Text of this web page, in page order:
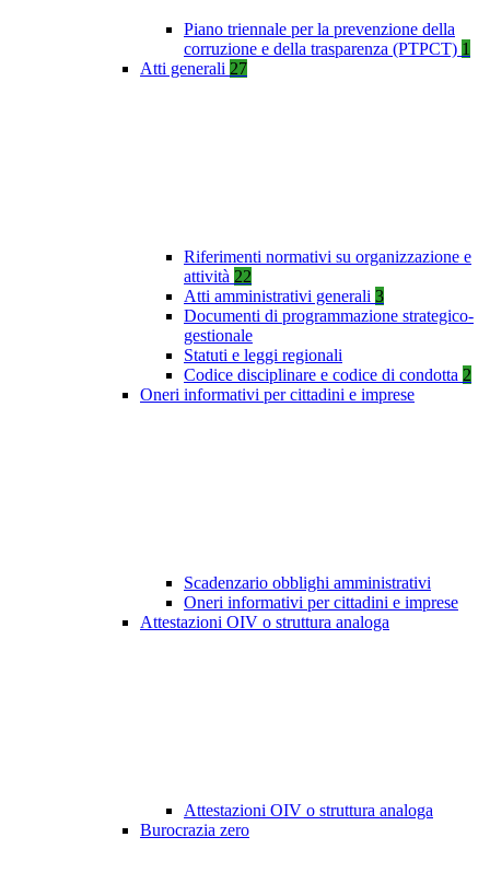
Piano triennale per la prevenzione della
corruzione e della trasparenza (PTPCT) 1
Atti generali 27
Riferimenti normativi su organizzazione e
attività 22
Atti amministrativi generali 3
Documenti di programmazione strategico-
gestionale
Statuti e leggi regionali
Codice disciplinare e codice di condotta 2
Oneri informativi per cittadini e imprese
Scadenzario obblighi amministrativi
Oneri informativi per cittadini e imprese
Attestazioni OIV o struttura analoga
Attestazioni OIV o struttura analoga
Burocrazia zero